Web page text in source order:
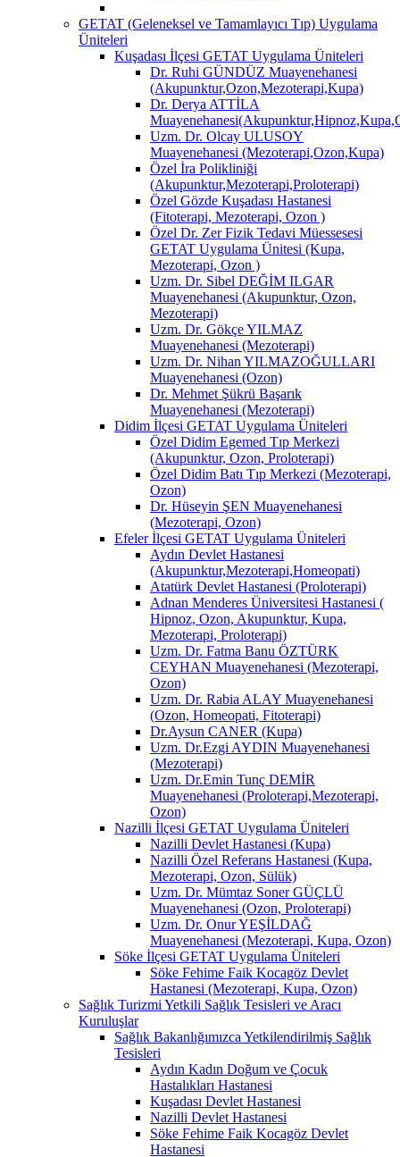
GETAT (Geleneksel ve Tamamlayıcı Tıp) Uygulama
Üniteleri
Kuşadası İlçesi GETAT Uygulama Üniteleri
Dr. Ruhi GÜNDÜZ Muayenehanesi
(Akupunktur,Ozon,Mezoterapi,Kupa)
Dr. Derya ATTİLA
Uzm. Dr. Olcay ULUSOY
Muayenehanesi (Mezoterapi,Ozon,Kupa)
Özel İra Polikliniği
(Akupunktur,Mezoterapi,Proloterapi)
Özel Gözde Kuşadası Hastanesi
(Fitoterapi, Mezoterapi, Ozon )
Özel Dr. Zer Fizik Tedavi Müessesesi
GETAT Uygulama Ünitesi (Kupa,
Mezoterapi, Ozon )
Uzm. Dr. Sibel DEĞİM ILGAR
Muayenehanesi (Akupunktur, Ozon,
Mezoterapi)
Uzm. Dr. Gökçe YILMAZ
Muayenehanesi (Mezoterapi)
Uzm. Dr. Nihan YILMAZOĞULLARI
Muayenehanesi (Ozon)
Dr. Mehmet Şükrü Başarık
Muayenehanesi (Mezoterapi)
Didim İlçesi GETAT Uygulama Üniteleri
Özel Didim Egemed Tıp Merkezi
(Akupunktur, Ozon, Proloterapi)
Özel Didim Batı Tıp Merkezi (Mezoterapi,
Ozon)
Dr. Hüseyin ŞEN Muayenehanesi
(Mezoterapi, Ozon)
Efeler İlçesi GETAT Uygulama Üniteleri
Aydın Devlet Hastanesi
(Akupunktur,Mezoterapi,Homeopati)
Atatürk Devlet Hastanesi (Proloterapi)
Adnan Menderes Üniversitesi Hastanesi (
Hipnoz, Ozon, Akupunktur, Kupa,
Mezoterapi, Proloterapi)
Uzm. Dr. Fatma Banu ÖZTÜRK
CEYHAN Muayenehanesi (Mezoterapi,
Ozon)
Uzm. Dr. Rabia ALAY Muayenehanesi
(Ozon, Homeopati, Fitoterapi)
Dr.Aysun CANER (Kupa)
Uzm. Dr.Ezgi AYDIN Muayenehanesi
(Mezoterapi)
Uzm. Dr.Emin Tunç DEMİR
Muayenehanesi (Proloterapi,Mezoterapi,
Ozon)
Nazilli İlçesi GETAT Uygulama Üniteleri
Nazilli Devlet Hastanesi (Kupa)
Nazilli Özel Referans Hastanesi (Kupa,
Mezoterapi, Ozon, Sülük)
Uzm. Dr. Mümtaz Soner GÜÇLÜ
Muayenehanesi (Ozon, Proloterapi)
Uzm. Dr. Onur YEŞİLDAĞ
Muayenehanesi (Mezoterapi, Kupa, Ozon)
Söke İlçesi GETAT Uygulama Üniteleri
Söke Fehime Faik Kocagöz Devlet
Hastanesi (Mezoterapi, Kupa, Ozon)
Sağlık Turizmi Yetkili Sağlık Tesisleri ve Aracı
Kuruluşlar
Sağlık Bakanlığımızca Yetkilendirilmiş Sağlık
Tesisleri
Aydın Kadın Doğum ve Çocuk
Hastalıkları Hastanesi
Kuşadası Devlet Hastanesi
Nazilli Devlet Hastanesi
Söke Fehime Faik Kocagöz Devlet
Hastanesi